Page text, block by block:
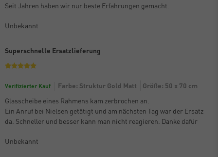
Seit Jahren haben wir nur beste Erfahrungen gemacht.
Unbekannt
Superschnelle Ersatzlieferung
Verifizierter Kauf Farbe: Struktur Gold Matt
Größe: 50 x 70 cm
Glasscheibe eines Rahmens kam zerbrochen an.
Ein Anruf bei Nielsen getätigt und am nächsten Tag war der Ersatz
da. Schneller und besser kann man nicht reagieren. Danke dafür
Unbekannt